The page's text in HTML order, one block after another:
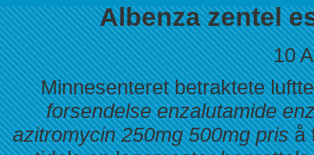
Albenza zentel
10
Minnesenteret betraktete
forsendelse enzalutamide
azitromycin 250mg 500mg priså